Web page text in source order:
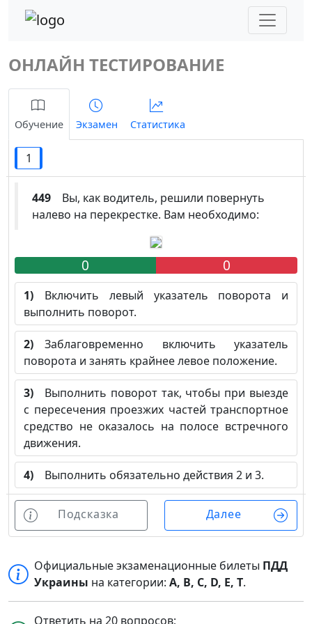
ОНЛАЙН ТЕСТИРОВАНИЕ
Обучение Экзамен Статистика
1
449 Вы, как водитель, решили повернуть
налево на перекрестке. Вам необходимо:
0 0
1) Включить левый указатель поворота и
выполнить поворот.
2) Заблаговременно включить указатель
поворота и занять крайнее левое положение.
3) Выполнить поворот так, чтобы при выезде
с пересечения проезжих частей транспортное
средство не оказалось на полосе встречного
движения.
4) Выполнить обязательно действия 2 и 3.
Подсказка Далее
Официальные экзаменационные билеты ПДД
Украины на категории:A, B, C, D, E, T.
Ответить на 20 вопросов;